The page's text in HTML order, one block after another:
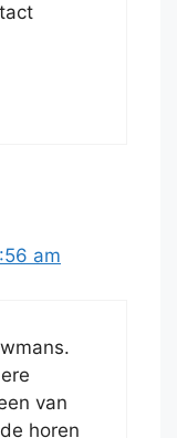
am
van
horen